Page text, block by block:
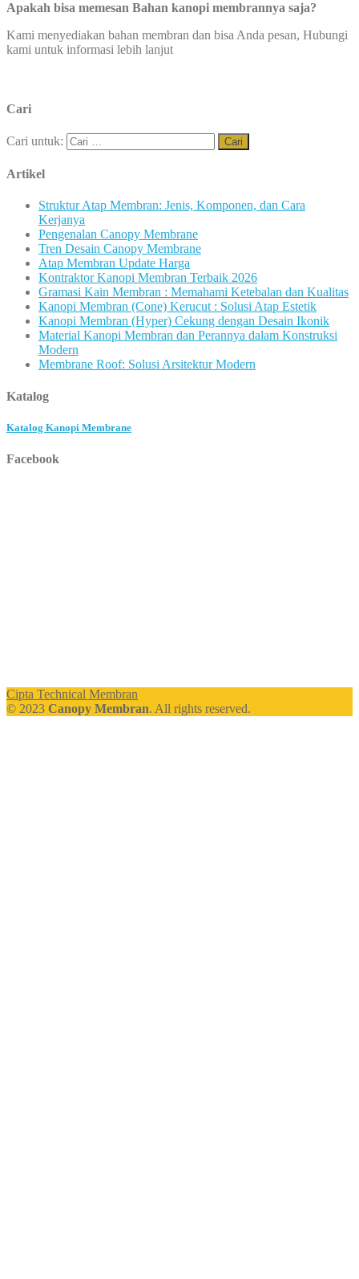
Apakah bisa memesan Bahan kanopi membrannya saja?
Kami menyediakan bahan membran dan bisa Anda pesan, Hubungi
kami untuk informasi lebih lanjut
Cari
Cari untuk:
Artikel
Struktur Atap Membran: Jenis, Komponen, dan Cara
Kerjanya
Pengenalan Canopy Membrane
Tren Desain Canopy Membrane
Atap Membran Update Harga
Kontraktor Kanopi Membran Terbaik 2026
Gramasi Kain Membran : Memahami Ketebalan dan Kualitas
Kanopi Membran (Cone) Kerucut : Solusi Atap Estetik
Kanopi Membran (Hyper) Cekung dengan Desain Ikonik
Material Kanopi Membran dan Perannya dalam Konstruksi
Modern
Membrane Roof: Solusi Arsitektur Modern
Katalog
Katalog Kanopi Membrane
Facebook
Cipta Technical Membran
© 2023 Canopy Membran. All rights reserved.